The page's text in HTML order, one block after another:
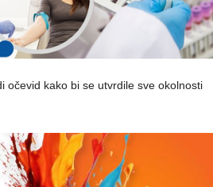
očevid kako bi se utvrdile sve okolnosti